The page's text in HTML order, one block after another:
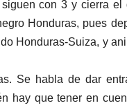
con 3 y cierra el
Honduras, pues
Honduras-Suiza, y
Se habla de dar
hay que tener en